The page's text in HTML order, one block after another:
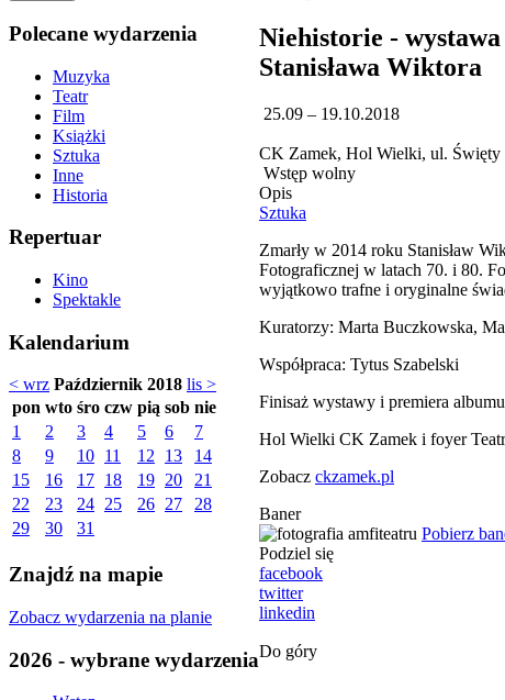
Polecane wydarzenia
Muzyka
Teatr
Film
Książki
Sztuka
Inne
Historia
Repertuar
Kino
Spektakle
Kalendarium
< wrz Październik 2018 lis >
pon wto śro czw pią sob nie
1
2 3 4 5 6
7
8
9 10 11 12 13
14
15
16 17 18 19 20
21
22
23 24 25 26 27
28
29
30 31
Znajdź na mapie
Zobacz wydarzenia na planie
2026 - wybrane wydarzenia
Niehistorie -
Stanisława Wiktora
25.09 – 19.10.2018
CK Zamek, Hol Wielki, ul. Święty
Wstęp wolny
Opis
Sztuka
Zmarły w 2014 roku Stanisław
Fotograficznej w latach 70. i 80.
wyjątkowo trafne i oryginalne
Kuratorzy: Marta Buczkowska,
Współpraca: Tytus Szabelski
Finisaż wystawy i premiera
Hol Wielki CK Zamek i foyer
Zobacz ckzamek.pl
Baner
Pobierz
Podziel się
facebook
twitter
linkedin
Do góry